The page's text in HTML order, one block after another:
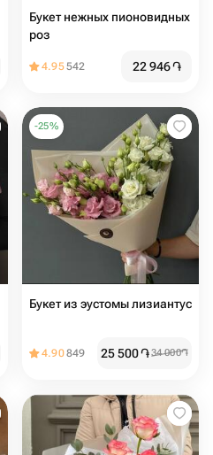
Букет нежных пионовидных
роз
4.95542 22 946֏
-25%
Букет из эустомы лизиантус
4.90849 25 500֏34 000֏